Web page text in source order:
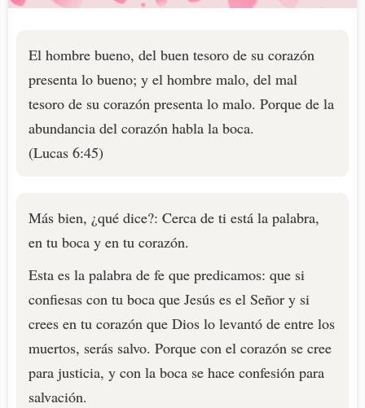
El hombre bueno, del buen tesoro de su corazón
presenta lo bueno; y el hombre malo, del mal
tesoro de su corazón presenta lo malo. Porque de la
abundancia del corazón habla la boca.
(Lucas 6:45)
Más bien, ¿qué dice?: Cerca de ti está la palabra,
en tu boca y en tu corazón.
Esta es la palabra de fe que predicamos: que si
confiesas con tu boca que Jesús es el Señor y si
crees en tu corazón que Dios lo levantó de entre los
muertos, serás salvo. Porque con el corazón se cree
para justicia, y con la boca se hace confesión para
salvación.